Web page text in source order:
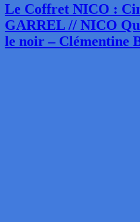
Le Coffret NICO :
GARREL // NICO
le noir – Clémentine